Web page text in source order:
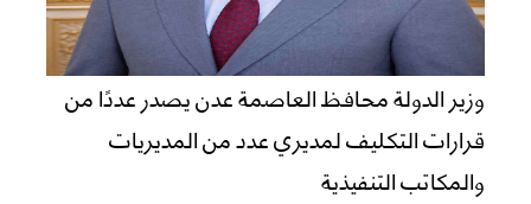
وزير الدولة محافظ العاصمة عدن يصدر عددًا من
قرارات التكليف لمديري عدد من المديريات
والمكاتب التنفيذية